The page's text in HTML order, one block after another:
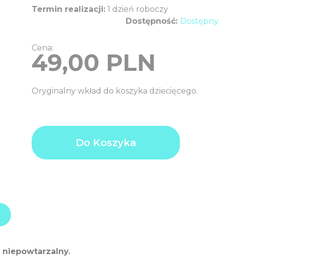
Cena:
49,00 PLN
Oryginalny wkład do koszyka dziecięcego.
Termin realizacji: 1 dzień roboczy
Dostępność: Dostępny
PLN
Additional 0,00
ilość
Wkład
do
Do Koszyka
niepowtarzalny.